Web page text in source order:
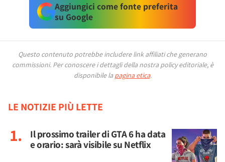
Aggiungici come fonte preferita
su Google
Questo contenuto potrebbe includere link affiliati che generano
commissioni. Per conoscere i dettagli della nostra policy editoriale, è
disponibile la pagina etica.
LE NOTIZIE PIÙ LETTE
Il prossimo trailer di GTA 6 ha data
e orario: sarà visibile su Netflix